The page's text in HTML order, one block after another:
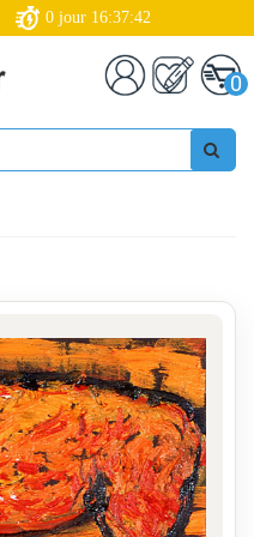
0 jour 16:37:41
0